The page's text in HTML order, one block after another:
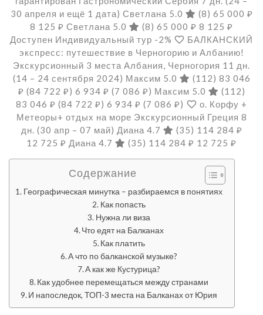
30 апреля и ещё 1 дата) Светлана 5.0 (8) 65 000 ₽
8 125 ₽ Светлана 5.0 (8) 65 000 ₽ 8 125 ₽
Доступен Индивидуальный тур -2%
БАЛКАНСКИЙ
экспресс: путешествие в Черногорию и Албанию!
Экскурсионный 3 места Албания, Черногория 11 дн.
(14 – 24 сентября 2024) Максим 5.0 (112) 83 046
₽ (84 722 ₽) 6 934 ₽ (7 086 ₽) Максим 5.0
(112)
83 046 ₽(84 722 ₽) 6 934 ₽(7 086 ₽)
о. Корфу +
Метеоры+ отдых на море Экскурсионный Греция 8
дн. (30 апр – 07 май) Диана 4.7 (35) 114 284 ₽
12 725 ₽ Диана 4.7 (35) 114 284 ₽ 12 725 ₽
Содержание
Географическая минутка – разбираемся в понятиях
Как попасть
Нужна ли виза
Что едят на Балканах
Как платить
А что по балканской музыке?
А как же Кустурица?
Как удобнее перемещаться между странами
И напоследок, ТОП-3 места на Балканах от Юрия